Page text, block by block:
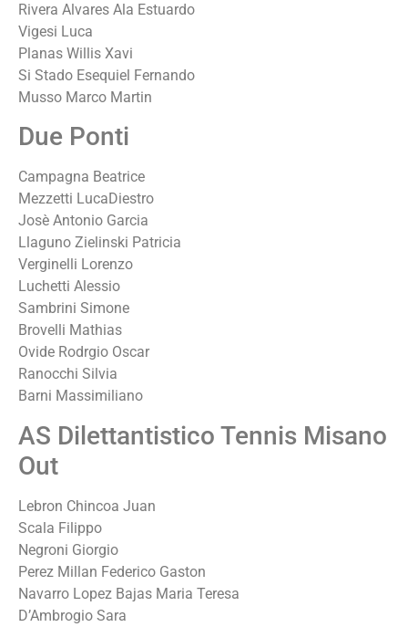
Rivera Alvares Ala Estuardo
Vigesi Luca
Planas Willis Xavi
Si Stado Esequiel Fernando
Musso Marco Martin
Due Ponti
Campagna Beatrice
Mezzetti LucaDiestro
Josè Antonio Garcia
Llaguno Zielinski Patricia
Verginelli Lorenzo
Luchetti Alessio
Sambrini Simone
Brovelli Mathias
Ovide Rodrgio Oscar
Ranocchi Silvia
Barni Massimiliano
AS Dilettantistico Tennis Misano
Out
Lebron Chincoa Juan
Scala Filippo
Negroni Giorgio
Perez Millan Federico Gaston
Navarro Lopez Bajas Maria Teresa
D’Ambrogio Sara